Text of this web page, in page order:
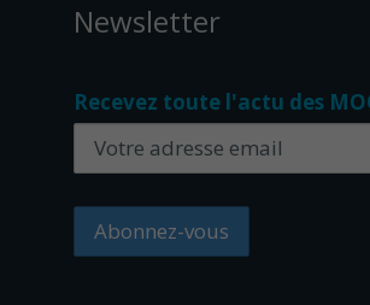
Newsletter
Recevez toute l'actu des